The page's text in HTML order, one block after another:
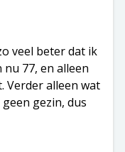
veel beter dat ik
77, en alleen
Verder alleen wat
gezin, dus